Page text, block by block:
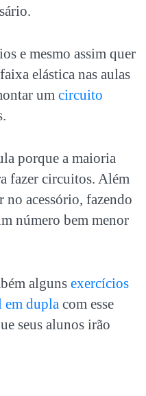
e mesmo assim quer
elástica nas aulas
um circuito
porque a maioria
fazer circuitos. Além
no acessório, fazendo
número bem menor
alguns exercícios
em dupla com esse
seus alunos irão